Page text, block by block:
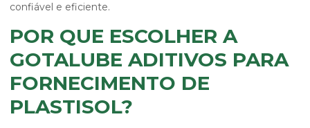
confiável e eficiente.
POR QUE ESCOLHER A
GOTALUBE ADITIVOS PARA
FORNECIMENTO DE
PLASTISOL?